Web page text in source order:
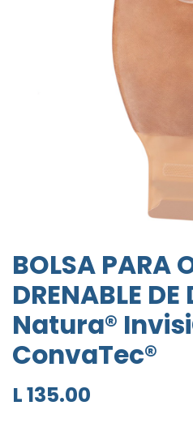
BOLSA PARA
DRENABLE DE
Natura®
ConvaTec®
L135.00